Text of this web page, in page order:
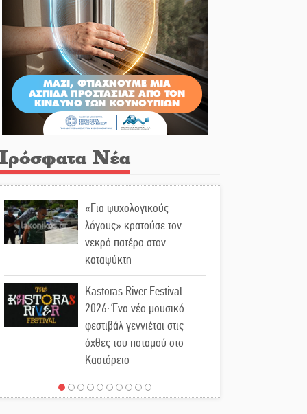
Νέα
«Για ψυχολογικούς
λόγους» κρατούσε τον
νεκρό πατέρα στον
καταψύκτη
Kastoras River Festival
2026: Ένα νέο μουσικό
φεστιβάλ γεννιέται στις
όχθες του ποταμού στο
Καστόρειο
Τα ζάρια παίρνουν «φωτιά»